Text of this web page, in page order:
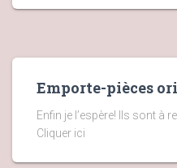
Emporte-pièces
Enfin je l’espère! Ils sont à
Cliquer ici